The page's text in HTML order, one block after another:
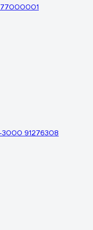
3000 91276308